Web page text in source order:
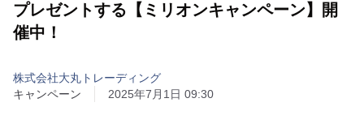
プレゼントする【ミリオンキャンペーン】開
催中！
株式会社大丸トレーディング
キャンペーン
2025年7月1日 09:30